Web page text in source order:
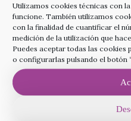
Utilizamos cookies técnicas con
funcione. También utilizamos
con la finalidad de cuantificar el
medición de la utilización que
Puedes aceptar todas las cookies
o configurarlas pulsando el botón
Incrementa todavía más
embarazo con las
Más información